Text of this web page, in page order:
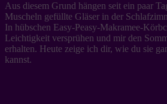
Aus diesem Grund hängen seit ein paar
Muscheln gefüllte Gläser in der
In hübschen Easy-Peasy-Makramee-
Leichtigkeit versprühen und mir den
erhalten. Heute zeige ich dir, wie du sie
kannst.